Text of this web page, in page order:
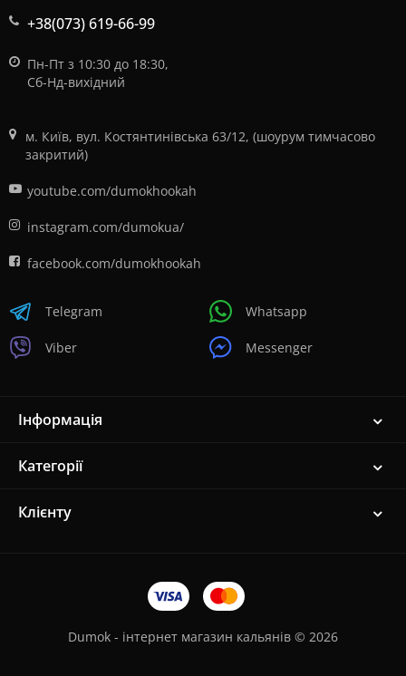
+38(073) 619-66-99
Пн-Пт з 10:30 до 18:30,
Сб-Нд-вихідний
м. Київ, вул. Костянтинівська 63/12, (шоурум тимчасово
закритий)
youtube.com/dumokhookah
instagram.com/dumokua/
facebook.com/dumokhookah
Telegram
Viber
Whatsapp
Messenger
Інформація
Категорії
Клієнту
Dumok - інтернет магазин кальянів © 2026